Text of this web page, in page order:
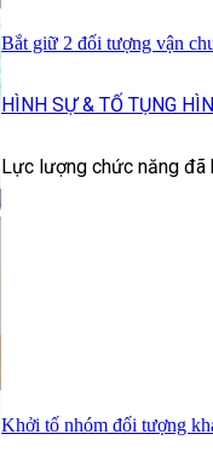
Bắt giữ 2 đối tượng vận
HÌNH SỰ & TỐ TỤNG
Lực lượng chức năng
Khởi tố nhóm đối tượng